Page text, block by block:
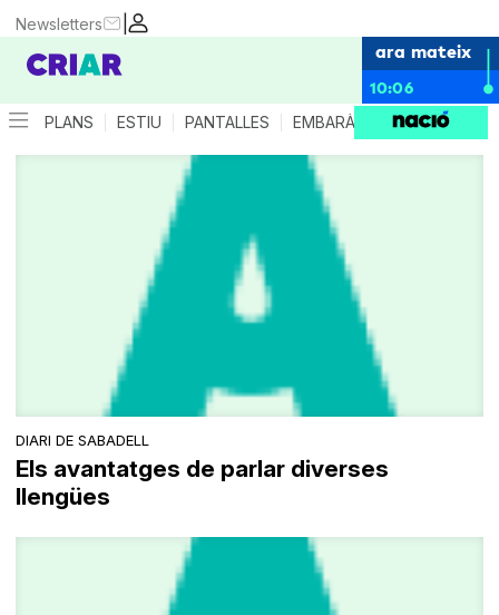
|
Newsletters
ara mateix
10:06
PLANS ESTIU PANTALLES EMBARÀS CRIANÇA
DIARI DE SABADELL
Els avantatges de parlar diverses
llengües